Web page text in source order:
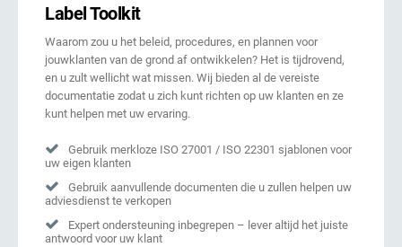
Label Toolkit
Waarom zou u het beleid, procedures, en plannen voor
jouwklanten van de grond af ontwikkelen? Het is tijdrovend,
en u zult wellicht wat missen. Wij bieden al de vereiste
documentatie zodat u zich kunt richten op uw klanten en ze
kunt helpen met uw ervaring.
Gebruik merkloze ISO 27001 / ISO 22301 sjablonen voor
uw eigen klanten
Gebruik aanvullende documenten die u zullen helpen uw
adviesdienst te verkopen
Expert ondersteuning inbegrepen – lever altijd het juiste
antwoord voor uw klant